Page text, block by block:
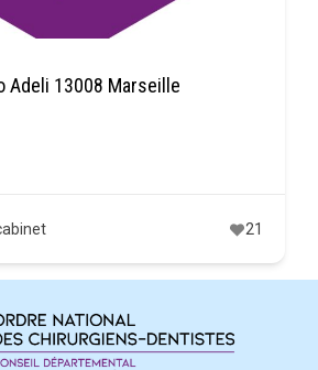
Adeli 13008 Marseille
21